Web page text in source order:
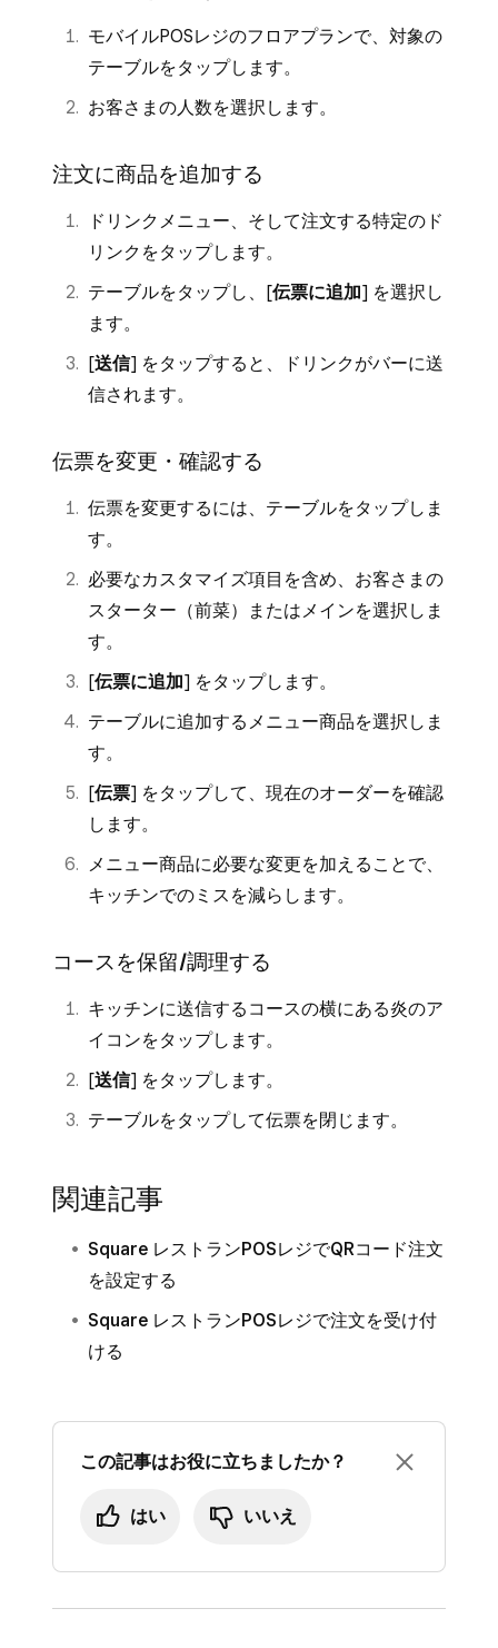
モバイルPOSレジのフロアプランで、対象の
テーブルをタップします。
お客さまの人数を選択します。
注文に商品を追加する
ドリンクメニュー、そして注文する特定のド
リンクをタップします。
テーブルをタップし、[伝票に追加] を選択し
ます。
[送信] をタップすると、ドリンクがバーに送
信されます。
伝票を変更・確認する
伝票を変更するには、テーブルをタップしま
す。
必要なカスタマイズ項目を含め、お客さまの
スターター（前菜）またはメインを選択しま
す。
[伝票に追加] をタップします。
テーブルに追加するメニュー商品を選択しま
す。
[伝票] をタップして、現在のオーダーを確認
します。
メニュー商品に必要な変更を加えることで、
キッチンでのミスを減らします。
コースを保留/調理する
キッチンに送信するコースの横にある炎のア
イコンをタップします。
[送信] をタップします。
テーブルをタップして伝票を閉じます。
関連記事
Square レストランPOSレジでQRコード注文
を設定する
Square レストランPOSレジで注文を受け付
ける
この記事はお役に立ちましたか？
はい いいえ